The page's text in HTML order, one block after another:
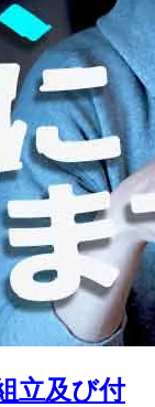
立及び付